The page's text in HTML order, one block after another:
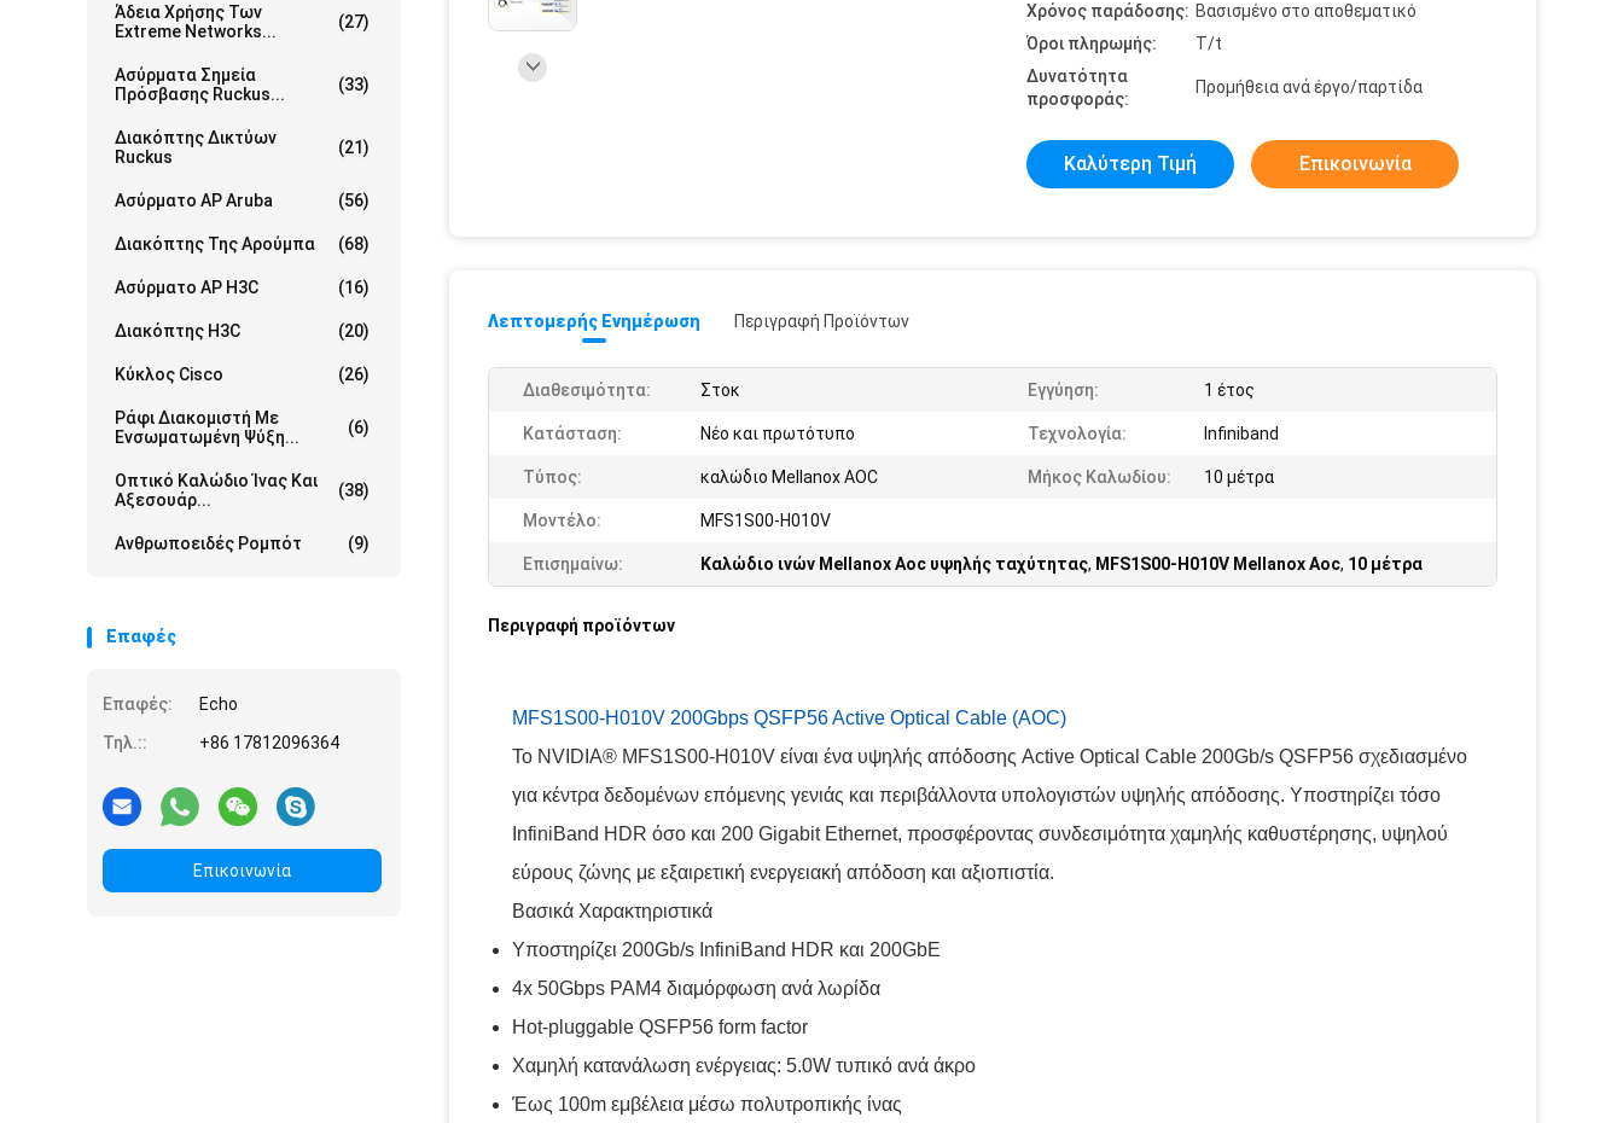
Άδεια Χρήσης Των
Extreme Networks...
(27)
Ασύρματα Σημεία
Πρόσβασης Ruckus...
(33)
Διακόπτης Δικτύων
Ruckus
(21)
Ασύρματο AP Aruba (56)
Διακόπτης Της Αρούμπα (68)
Ασύρματο AP H3C (16)
Διακόπτης H3C (20)
Κύκλος Cisco (26)
Ράφι Διακομιστή Με
Ενσωματωμένη Ψύξη...
(6)
Οπτικό Καλώδιο Ίνας Και
Αξεσουάρ...
(38)
Ανθρωποειδές Ρομπότ (9)
Επαφές
Επαφές:
Echo
Τηλ.::
+86 17812096364
Επικοινωνία
Χρόνος παράδοσης: Βασισμένο στο αποθεματικό
Όροι πληρωμής:
T/t
Δυνατότητα
προσφοράς:
Προμήθεια ανά έργο/παρτίδα
Καλύτερη Τιμή Επικοινωνία
Λεπτομερής Ενημέρωση Περιγραφή Προϊόντων
Διαθεσιμότητα: Στοκ Εγγύηση: 1 έτος
Κατάσταση: Νέο και πρωτότυπο Τεχνολογία: Infiniband
Τύπος: καλώδιο Mellanox AOC Μήκος Καλωδίου: 10 μέτρα
Μοντέλο: MFS1S00-H010V
Επισημαίνω: Καλώδιο ινών Mellanox Aoc υψηλής ταχύτητας, MFS1S00-H010V Mellanox Aoc, 10 μέτρα
Περιγραφή προϊόντων
MFS1S00-H010V 200Gbps QSFP56 Active Optical Cable (AOC)
Το NVIDIA® MFS1S00-H010V είναι ένα υψηλής απόδοσης Active Optical Cable 200Gb/s QSFP56 σχεδιασμένο
για κέντρα δεδομένων επόμενης γενιάς και περιβάλλοντα υπολογιστών υψηλής απόδοσης. Υποστηρίζει τόσο
InfiniBand HDR όσο και 200 Gigabit Ethernet, προσφέροντας συνδεσιμότητα χαμηλής καθυστέρησης, υψηλού
εύρους ζώνης με εξαιρετική ενεργειακή απόδοση και αξιοπιστία.
Βασικά Χαρακτηριστικά
Υποστηρίζει 200Gb/s InfiniBand HDR και 200GbE
4x 50Gbps PAM4 διαμόρφωση ανά λωρίδα
Hot-pluggable QSFP56 form factor
Χαμηλή κατανάλωση ενέργειας: 5.0W τυπικό ανά άκρο
Έως 100m εμβέλεια μέσω πολυτροπικής ίνας